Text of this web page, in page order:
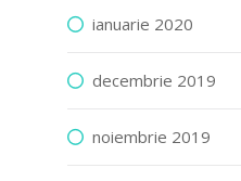
ianuarie 2020
decembrie 2019
noiembrie 2019